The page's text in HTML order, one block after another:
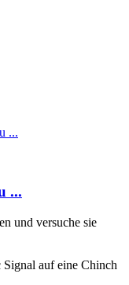
...
...
und versuche sie
auf eine Chinch